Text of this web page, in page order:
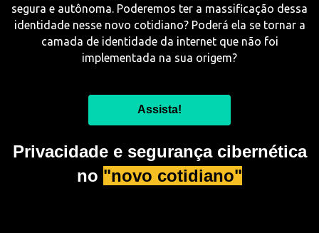
segura e autônoma. Poderemos ter a massificação dessa
identidade nesse novo cotidiano? Poderá ela se tornar a
camada de identidade da internet que não foi
implementada na sua origem?
Assista!
Privacidade e segurança cibernética
no "novo cotidiano"